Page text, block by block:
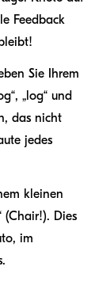
Feedback
Sie Ihrem
„log“ und
das nicht
jedes
kleinen
(Chair!). Dies
im